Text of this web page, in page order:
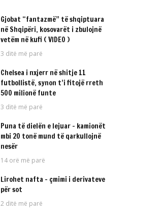
Gjobat “fantazmë” të shqiptuara
në Shqipëri, kosovarët i zbulojnë
vetëm në kufi ( VIDEO )
3 ditë më parë
Chelsea i nxjerr në shitje 11
futbollistë, synon t’i fitojë rreth
500 milionë funte
3 ditë më parë
Puna të dielën e lejuar – kamionët
mbi 20 tonë mund të qarkullojnë
nesër
14 orë më parë
Lirohet nafta – çmimi i derivateve
për sot
2 ditë më parë